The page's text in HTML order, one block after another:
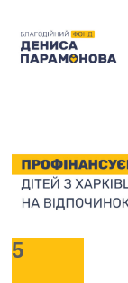
5